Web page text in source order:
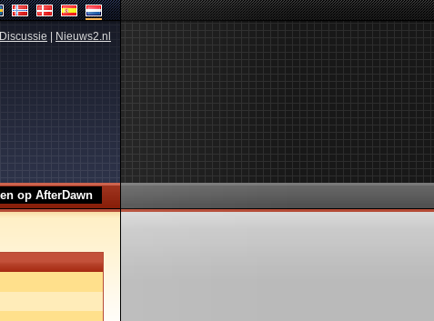
Discussie Nieuws2.nl